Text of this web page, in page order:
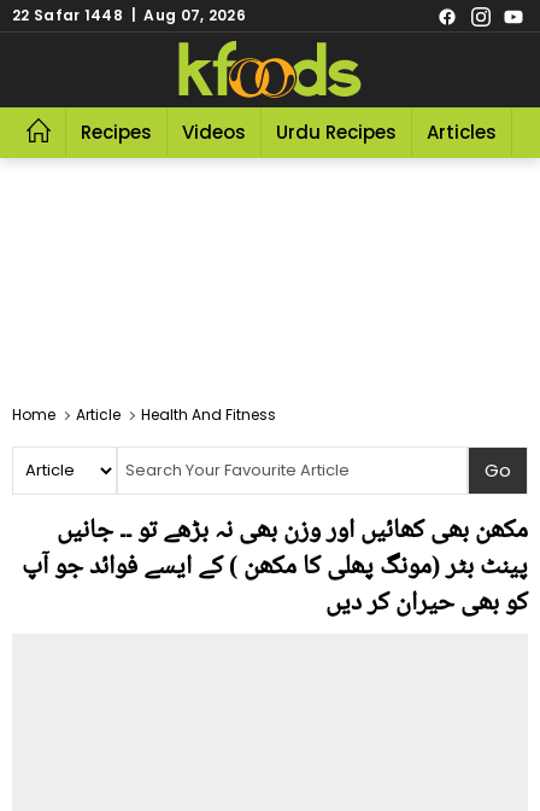
22 Safar 1448 | Aug 07, 2026
Recipes Videos Urdu Recipes Articles
Home Article Health And Fitness
مکھن بھی کھائیں اور وزن بھی نہ بڑھے تو ۔۔ جانیں
پینٹ بٹر (مونگ پھلی کا مکھن ) کے ایسے فوائد جو آپ
کو بھی حیران کر دیں